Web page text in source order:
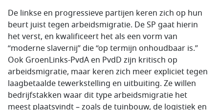
De linkse en progressieve partijen keren zich op hun
beurt juist tegen arbeidsmigratie. De SP gaat hierin
het verst, en kwalificeert het als een vorm van
“moderne slavernij” die “op termijn onhoudbaar is.”
Ook GroenLinks-PvdA en PvdD zijn kritisch op
arbeidsmigratie, maar keren zich meer expliciet tegen
laagbetaalde tewerkstelling en uitbuiting. Ze willen
bedrijfstakken waar dit type arbeidsmigratie het
meest plaatsvindt – zoals de tuinbouw, de logistiek en